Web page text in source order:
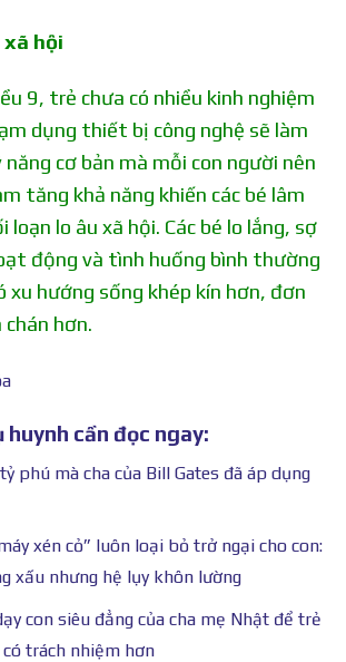
xã hội
9, trẻ chưa có nhiều kinh nghiệm
dụng thiết bị công nghệ sẽ làm
cơ bản mà mỗi con người nên
tăng khả năng khiến các bé lâm
loạn lo âu xã hội. Các bé lo lắng, sợ
động và tình huống bình thường
xu hướng sống khép kín hơn, đơn
hơn.
cần đọc ngay:
phú mà cha của Bill Gates đã áp dụng
xén cỏ” luôn loại bỏ trở ngại cho con:
xấu nhưng hệ lụy khôn lường
con siêu đẳng của cha mẹ Nhật để trẻ
trách nhiệm hơn